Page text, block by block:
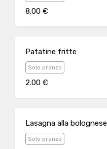
8.00 €
Patatine fritte
Solo pranzo
2.00 €
Lasagna alla bolognese
Solo pranzo